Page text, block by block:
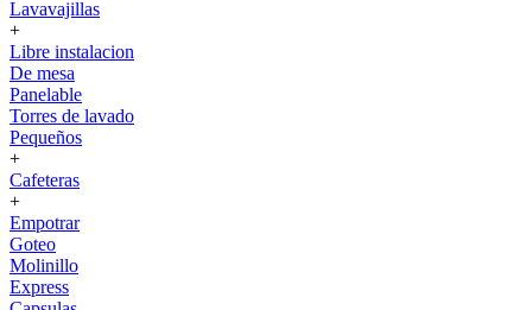
Lavavajillas
+
Libre instalacion
De mesa
Panelable
Torres de lavado
Pequeños
+
Cafeteras
+
Empotrar
Goteo
Molinillo
Express